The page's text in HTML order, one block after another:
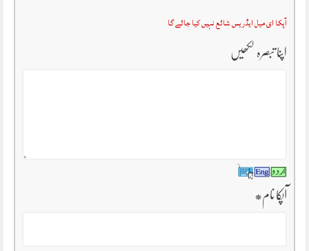
آپکا ای میل ایڈریس شائع نہیں کیا جائے گا
اپنا تبصرہ لکھیں
آپکا نام*